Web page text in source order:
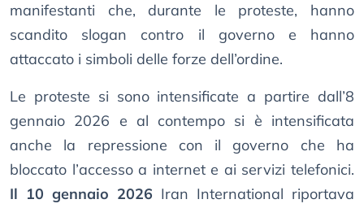
manifestanti che, durante le proteste, hanno
scandito slogan contro il governo e hanno
attaccato i simboli delle forze dell’ordine.
Le proteste si sono intensificate a partire dall’8
gennaio 2026 e al contempo si è intensificata
anche la repressione con il governo che ha
bloccato l’accesso a internet e ai servizi telefonici.
Il 10 gennaio 2026 Iran International riportava